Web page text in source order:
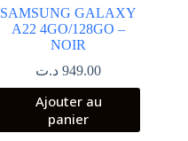
SAMSUNG GALAXY
A22 4GO/128GO –
NOIR
949.00 د.ت
Ajouter au
panier